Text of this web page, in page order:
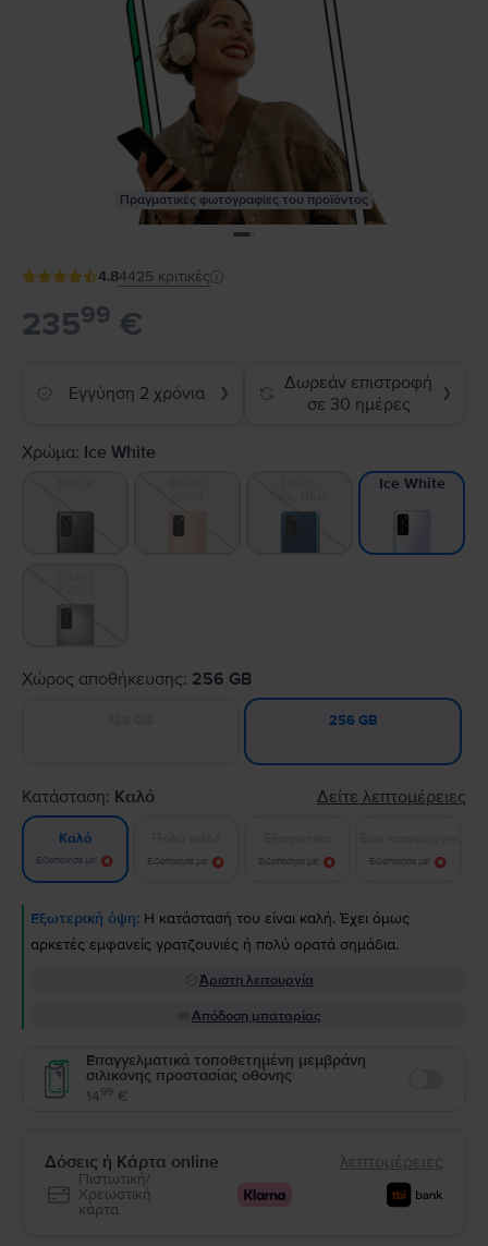
Πραγματικές φωτογραφίες του προϊόντος
4.84425 κριτικές
23599 €
Εγγύηση 2 χρόνια ❯
Δωρεάν επιστροφή
σε 30 ημέρες
❯
Χρώμα: Ice White
Ice White
Χώρος αποθήκευσης: 256 GB
256 GB
Κατάσταση: Καλό Δείτε λεπτομέρειες
Καλό
Ειδοποίησε με! Ειδοποίησε με! Ειδοποίησε με! Ειδοποίησε με!
Εξωτερική όψη: Η κατάστασή του είναι καλή. Έχει όμως
αρκετές εμφανείς γρατζουνιές ή πολύ ορατά σημάδια.
Άριστη λειτουργία
Απόδοση μπαταρίας
Επαγγελματικά τοποθετημένη μεμβράνη
σιλικόνης προστασίας οθόνης
1499 €
Δόσεις ή Κάρτα online λεπτομέρειες
Πιστωτική/
Χρεωστική
κάρτα